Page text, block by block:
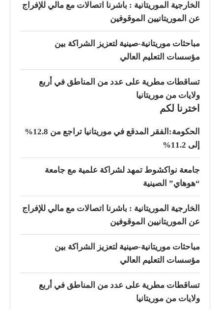
الخارجية الموريتانية : باشرنا اتصالات مع مالي للإفراج
عن الموريتانيين الموقوفين
مباحثات موريتانية-صينية لتعزيز الشراكة بين
مؤسسات التعليم العالي
تساقطات مطرية على عدد من المناطق في أربع
ولايات من موريتانيا
اخترنا لكم
الحكومة:الفقر المدقع في موريتانيا تراجع من 12.8%
إلى 11.2%
جامعة نواكشوط تمهد لشراكة علمية مع جامعة
“هوهاي” الصينية
الخارجية الموريتانية : باشرنا اتصالات مع مالي للإفراج
عن الموريتانيين الموقوفين
مباحثات موريتانية-صينية لتعزيز الشراكة بين
مؤسسات التعليم العالي
تساقطات مطرية على عدد من المناطق في أربع
ولايات من موريتانيا